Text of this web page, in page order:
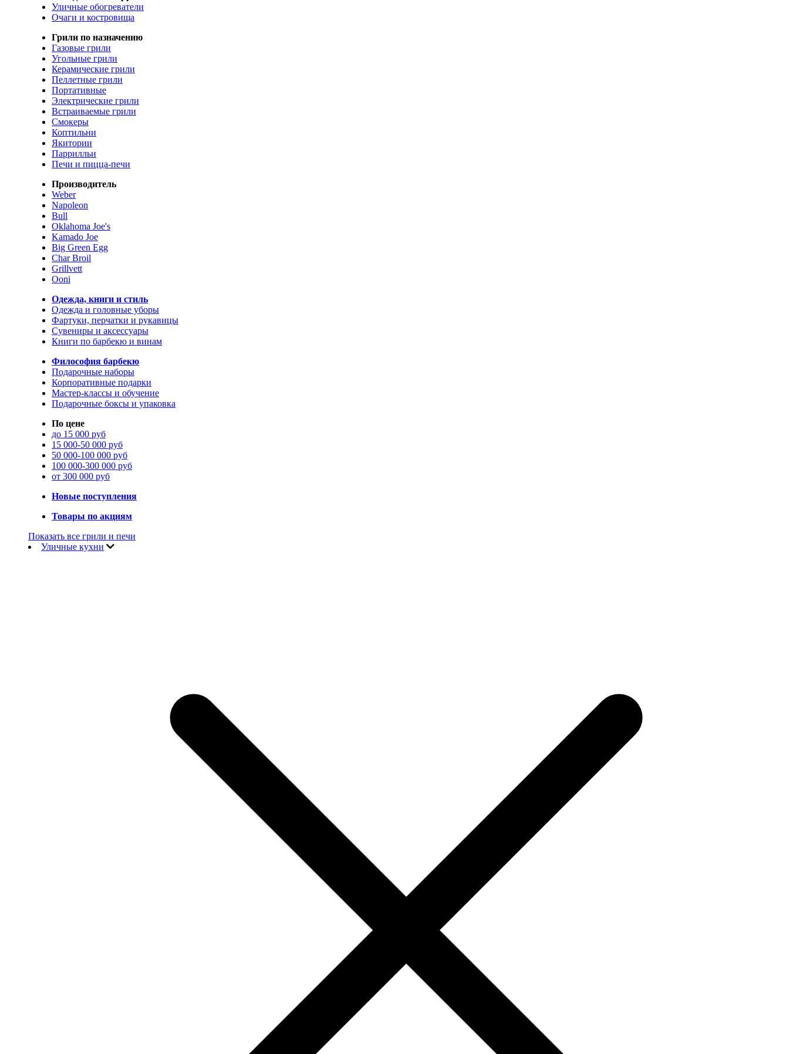
Уличные обогреватели
Очаги и костровища
Грили по назначению
Газовые грили
Угольные грили
Керамические грили
Пеллетные грили
Портативные
Электрические грили
Встраиваемые грили
Смокеры
Коптильни
Якитории
Паррилльи
Печи и пицца-печи
Производитель
Weber
Napoleon
Bull
Oklahoma Joe's
Kamado Joe
Big Green Egg
Char Broil
Grillvett
Ooni
Одежда, книги и стиль
Одежда и головные уборы
Фартуки, перчатки и рукавицы
Сувениры и аксессуары
Книги по барбекю и винам
Философия барбекю
Подарочные наборы
Корпоративные подарки
Мастер-классы и обучение
Подарочные боксы и упаковка
По цене
до 15 000 руб
15 000-50 000 руб
50 000-100 000 руб
100 000-300 000 руб
от 300 000 руб
Новые поступления
Товары по акциям
Показать все грили и печи
Уличные кухни